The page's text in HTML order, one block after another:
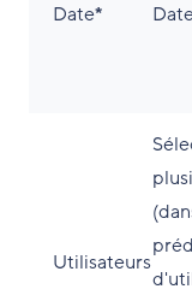
Date*
Utilisateurs